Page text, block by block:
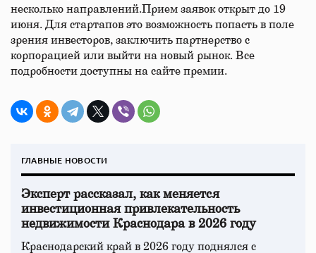
несколько направлений.Прием заявок открыт до 19
июня. Для стартапов это возможность попасть в поле
зрения инвесторов, заключить партнерство с
корпорацией или выйти на новый рынок. Все
подробности доступны на сайте премии.
ГЛАВНЫЕ НОВОСТИ
Эксперт рассказал, как меняется
инвестиционная привлекательность
недвижимости Краснодара в 2026 году
Краснодарский край в 2026 году поднялся с